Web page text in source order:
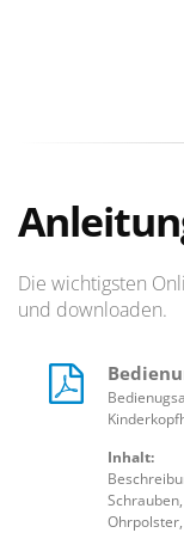
Die wichtigsten
und downloaden.
Inhalt: